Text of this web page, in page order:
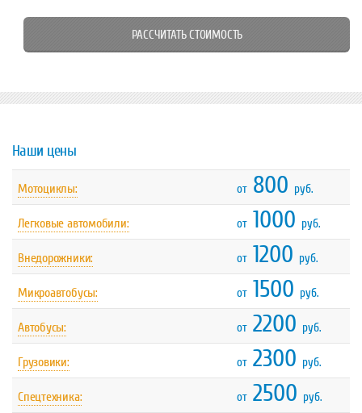
Наши цены
Мотоциклы: от800 руб.
Легковые автомобили: от1000 руб.
Внедорожники: от1200 руб.
Микроавтобусы: от1500 руб.
Автобусы: от2200 руб.
Грузовики: от2300 руб.
Спецтехника: от2500 руб.